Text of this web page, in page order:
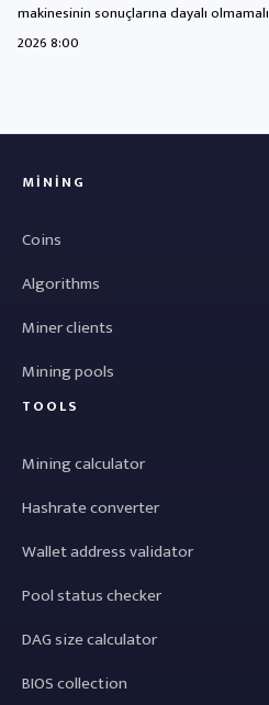
makinesinin sonuçlarına dayalı
2026 8:00
MINING
Coins
Algorithms
Miner clients
Mining pools
TOOLS
Mining calculator
Hashrate converter
Wallet address validator
Pool status checker
DAG size calculator
BIOS collection